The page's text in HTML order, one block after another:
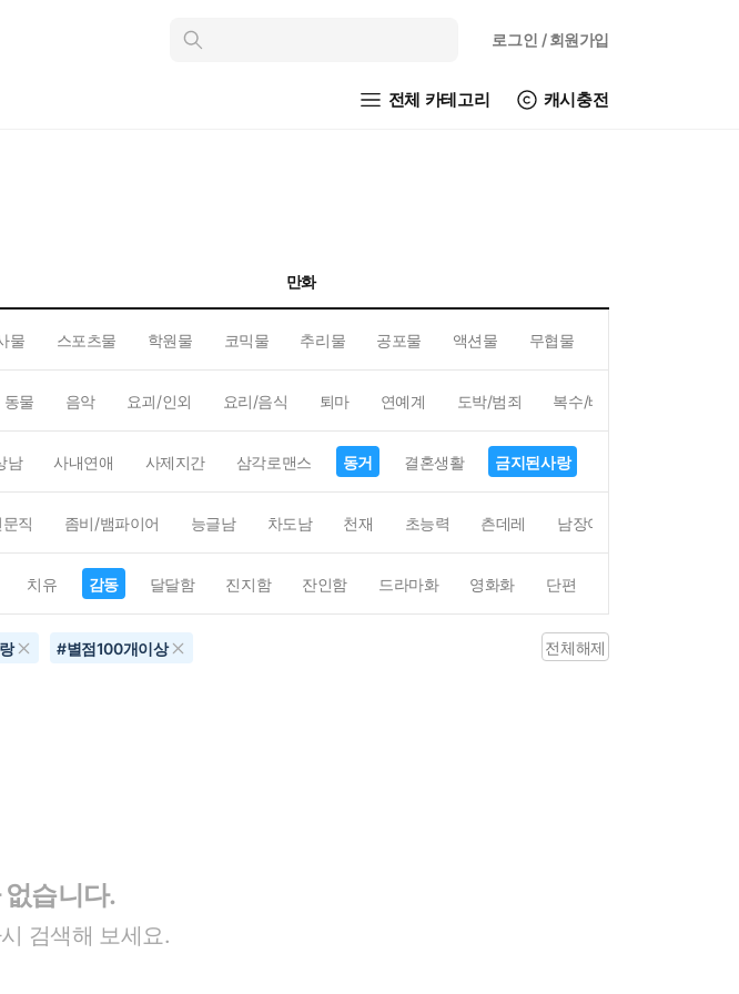
인
로그인 / 회원가입
전체 카테고리 캐시충전
만화
물 스포츠물 학원물 코믹물 추리물 공포물 액션물 무협물
동물 음악 요괴/인외 요리/음식 퇴마 연예계 도박/범죄 복수/배신
남 사내연애 사제지간 삼각로맨스 동거 결혼생활 금지된사랑
직 좀비/뱀파이어 능글남 차도남 천재 초능력 츤데레 남장여자
치유 감동 달달함 진지함 잔인함 드라마화 영화화 단편
#별점100개이상 전체해제
습니다.
검색해 보세요.